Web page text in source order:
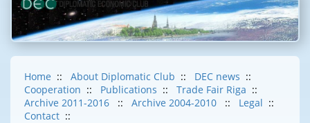
Home :: About Diplomatic Club :: DEC news ::
Cooperation :: Publications :: Trade Fair Riga ::
Archive 2011-2016
:: Archive 2004-2010 :: Legal ::
Contact ::